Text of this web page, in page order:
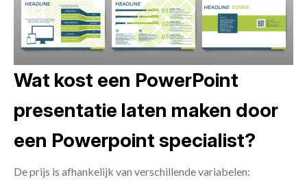
Wat kost een PowerPoint
presentatie laten maken door
een Powerpoint specialist?
De prijs is afhankelijk van verschillende variabelen: